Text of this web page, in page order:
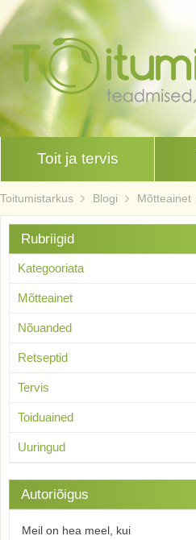
Toit ja tervis
Toitumistarkus Blogi Mõtteainet
Rubriigid
Kategooriata
Mõtteainet
Nõuanded
Retseptid
Tervis
Toiduained
Uuringud
Autoriõigus
Meil on hea meel, kui